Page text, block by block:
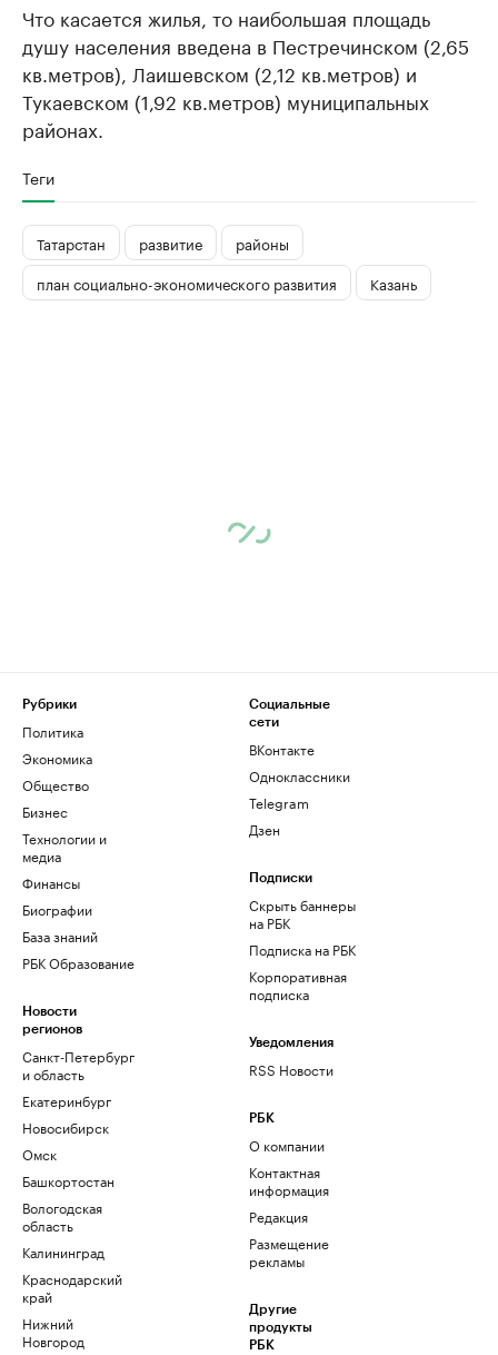
Что касается жилья, то наибольшая площадь
душу населения введена в Пестречинском (2,65
кв.метров), Лаишевском (2,12 кв.метров) и
Тукаевском (1,92 кв.метров) муниципальных
районах.
Теги
Татарстан развитие
районы
план социально-экономического развития
Казань
Рубрики
Политика
Экономика
Общество
Бизнес
Технологии и
медиа
Финансы
Биографии
База знаний
РБК Образование
Новости
регионов
Санкт-Петербург
и область
Екатеринбург
Новосибирск
Омск
Башкортостан
Вологодская
область
Калининград
Краснодарский
край
Нижний
Новгород
Социальные
сети
ВКонтакте
Одноклассники
Telegram
Дзен
Подписки
Скрыть баннеры
на РБК
Подписка на РБК
Корпоративная
подписка
Уведомления
RSS Новости
РБК
О компании
Контактная
информация
Редакция
Размещение
рекламы
Другие
продукты
РБК